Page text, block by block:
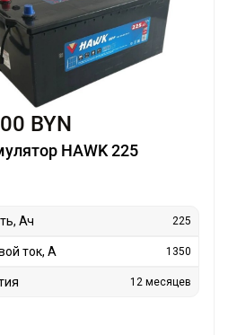
BYN
HAWK 225
Ач 225
ток, А 1350
12 месяцев